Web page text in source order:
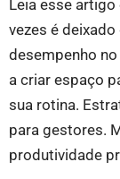
Leia esse
vezes é
desempenho
a criar espaço
sua rotina.
para gestores.
produtividade